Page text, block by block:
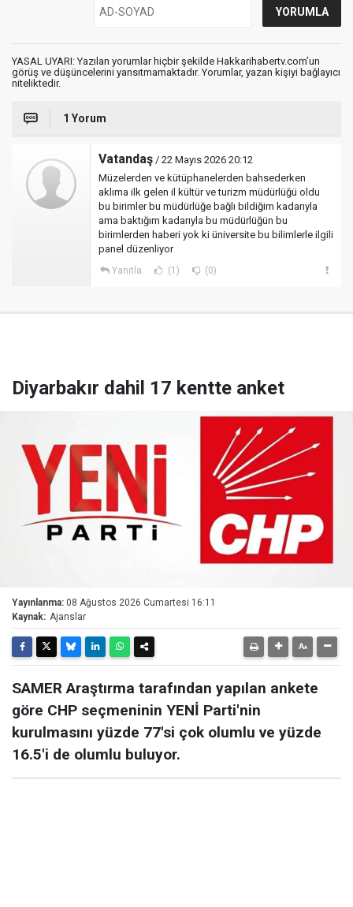
YASAL UYARI: Yazılan yorumlar hiçbir şekilde Hakkarihabertv.com’un
görüş ve düşüncelerini yansıtmamaktadır. Yorumlar, yazan kişiyi bağlayıcı
niteliktedir.
1 Yorum
Vatandaş / 22 Mayıs 2026 20:12
Müzelerden ve kütüphanelerden bahsederken
aklıma ilk gelen il kültür ve turizm müdürlüğü oldu
bu birimler bu müdürlüğe bağlı bildiğim kadarıyla
ama baktığım kadarıyla bu müdürlüğün bu
birimlerden haberi yok ki üniversite bu bilimlerle ilgili
panel düzenliyor
Yanıtla (1) (0)
Diyarbakır dahil 17 kentte anket
Yayınlanma: 08 Ağustos 2026 Cumartesi 16:11
Kaynak: Ajanslar
SAMER Araştırma tarafından yapılan ankete
göre CHP seçmeninin YENİ Parti'nin
kurulmasını yüzde 77'si çok olumlu ve yüzde
16.5'i de olumlu buluyor.